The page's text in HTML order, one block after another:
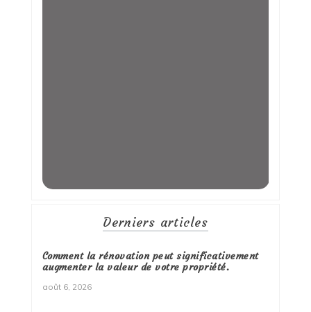
Derniers articles
Comment la rénovation peut significativement
augmenter la valeur de votre propriété.
août 6, 2026